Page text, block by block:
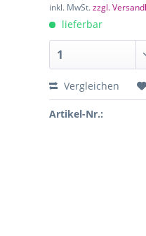
inkl. MwSt.zzgl.
lieferbar
Vergleichen
Artikel-Nr.: